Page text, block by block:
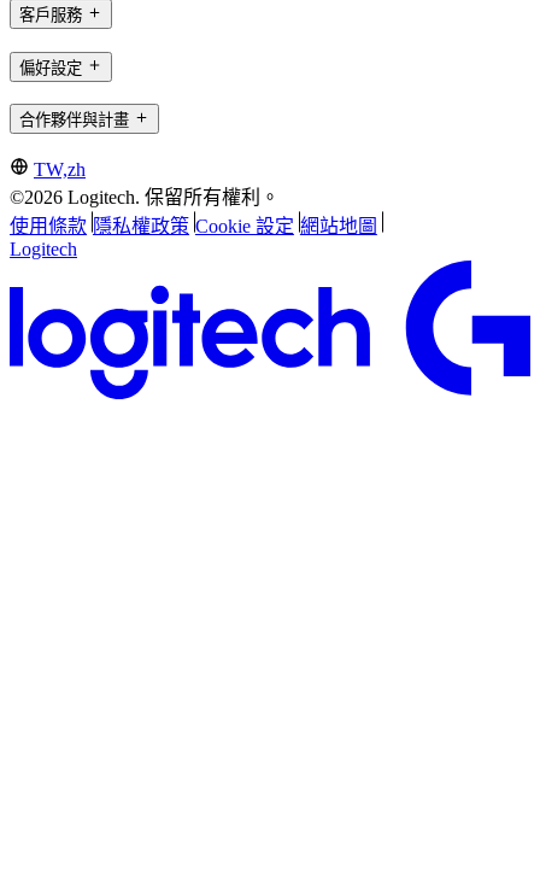
客戶服務
偏好設定
合作夥伴與計畫
TW,zh
©2026 Logitech. 保留所有權利。
使用條款 隱私權政策 Cookie 設定 網站地圖
Logitech